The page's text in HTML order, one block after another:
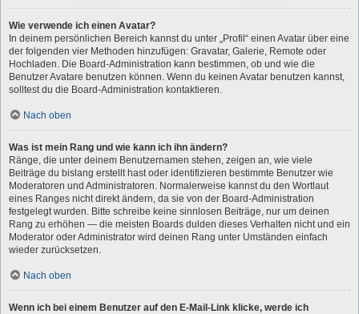
Wie verwende ich einen Avatar?
In deinem persönlichen Bereich kannst du unter „Profil“ einen Avatar über eine
der folgenden vier Methoden hinzufügen: Gravatar, Galerie, Remote oder
Hochladen. Die Board-Administration kann bestimmen, ob und wie die
Benutzer Avatare benutzen können. Wenn du keinen Avatar benutzen kannst,
solltest du die Board-Administration kontaktieren.
Nach oben
Was ist mein Rang und wie kann ich ihn ändern?
Ränge, die unter deinem Benutzernamen stehen, zeigen an, wie viele
Beiträge du bislang erstellt hast oder identifizieren bestimmte Benutzer wie
Moderatoren und Administratoren. Normalerweise kannst du den Wortlaut
eines Ranges nicht direkt ändern, da sie von der Board-Administration
festgelegt wurden. Bitte schreibe keine sinnlosen Beiträge, nur um deinen
Rang zu erhöhen — die meisten Boards dulden dieses Verhalten nicht und ein
Moderator oder Administrator wird deinen Rang unter Umständen einfach
wieder zurücksetzen.
Nach oben
Wenn ich bei einem Benutzer auf den E-Mail-Link klicke, werde ich